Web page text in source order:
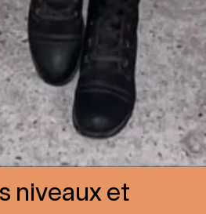
niveaux et